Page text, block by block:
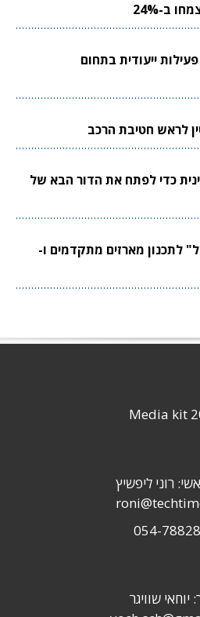
ב-24%
ייעודית בתחום
לראש חטיבת הרכב
כדי לפתח את הדור הבא של
לתכנון מארזים מתקדמים ו-
Media kit
רוני ליפשיץ
054-
יוחאי שוויגר